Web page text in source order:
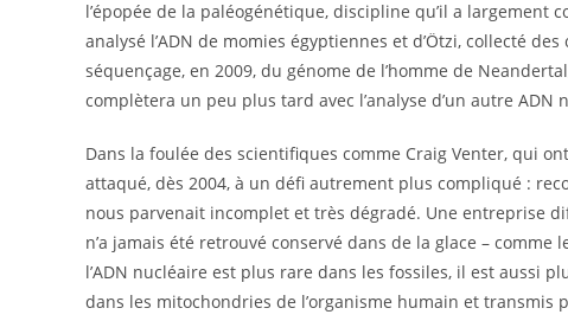
l’épopée de la paléogénétique, discipline qu’il a largement
analysé l’ADN de momies égyptiennes et d’Ötzi, collecté
séquençage, en 2009, du génome de l’homme de
complètera un peu plus tard avec l’analyse d’un autre
Dans la foulée des scientifiques comme Craig Venter, qui
attaqué, dès 2004, à un défi autrement plus compliqué :
nous parvenait incomplet et très dégradé. Une entreprise
n’a jamais été retrouvé conservé dans de la glace –
l’ADN nucléaire est plus rare dans les fossiles, il est aussi
dans les mitochondries de l’organisme humain et